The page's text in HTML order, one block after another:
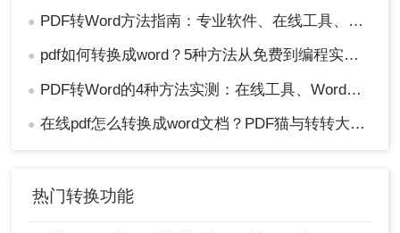
● PDF转Word方法指南：专业软件、在线工具、Word内置与改后缀名4种方案对比！
● pdf如何转换成word？5种方法从免费到编程实测对比！
● PDF转Word的4种方法实测：在线工具、Word、Adobe与开源软件对比！！
● 在线pdf怎么转换成word文档？PDF猫与转转大师2种在线工具使用指南与功能对比！
热门转换功能